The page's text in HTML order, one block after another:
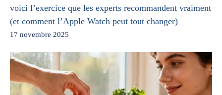
voici l’exercice que les experts recommandent vraiment
(et comment l’Apple Watch peut tout changer)
17 novembre 2025